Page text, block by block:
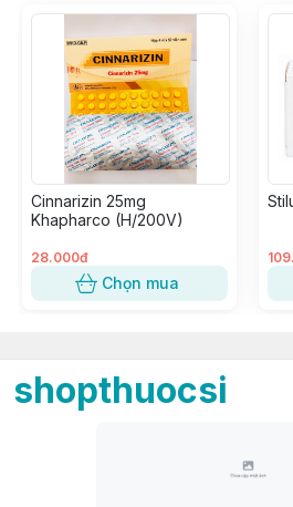
Cinnarizin 25mg
Khapharco (H/200V)
28.000đ
Chọn mua
shopthuocsi